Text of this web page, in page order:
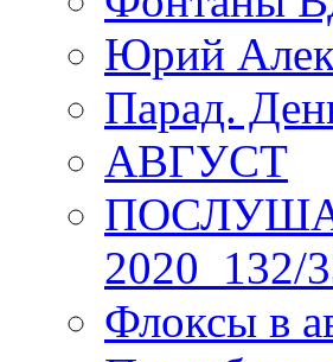
Юрий
Парад.
АВГУСТ
2020_132/
Флоксы в